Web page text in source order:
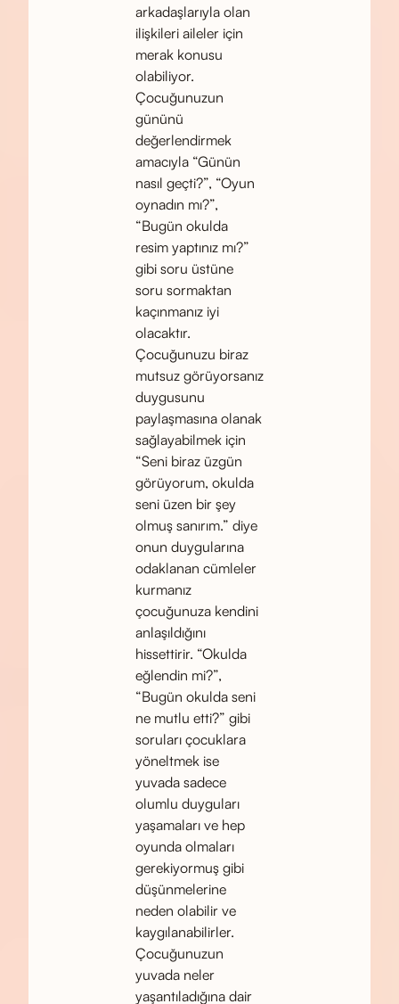
arkadaşlarıyla olan
ilişkileri aileler için
merak konusu
olabiliyor.
Çocuğunuzun
gününü
değerlendirmek
amacıyla “Günün
nasıl geçti?”, “Oyun
oynadın mı?”,
“Bugün okulda
resim yaptınız mı?”
gibi soru üstüne
soru sormaktan
kaçınmanız iyi
olacaktır.
Çocuğunuzu biraz
mutsuz görüyorsanız
duygusunu
paylaşmasına olanak
sağlayabilmek için
“Seni biraz üzgün
görüyorum, okulda
seni üzen bir şey
olmuş sanırım.” diye
onun duygularına
odaklanan cümleler
kurmanız
çocuğunuza kendini
anlaşıldığını
hissettirir. “Okulda
eğlendin mi?”,
“Bugün okulda seni
ne mutlu etti?” gibi
soruları çocuklara
yöneltmek ise
yuvada sadece
olumlu duyguları
yaşamaları ve hep
oyunda olmaları
gerekiyormuş gibi
düşünmelerine
neden olabilir ve
kaygılanabilirler.
Çocuğunuzun
yuvada neler
yaşantıladığına dair